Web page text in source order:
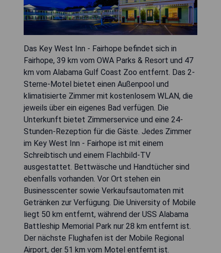
Das Key West Inn - Fairhope befindet sich in
Fairhope, 39 km vom OWA Parks & Resort und 47
km vom Alabama Gulf Coast Zoo entfernt. Das 2-
Sterne-Motel bietet einen Außenpool und
klimatisierte Zimmer mit kostenlosem WLAN, die
jeweils über ein eigenes Bad verfügen. Die
Unterkunft bietet Zimmerservice und eine 24-
Stunden-Rezeption für die Gäste. Jedes Zimmer
im Key West Inn - Fairhope ist mit einem
Schreibtisch und einem Flachbild-TV
ausgestattet. Bettwäsche und Handtücher sind
ebenfalls vorhanden. Vor Ort stehen ein
Businesscenter sowie Verkaufsautomaten mit
Getränken zur Verfügung. Die University of Mobile
liegt 50 km entfernt, während der USS Alabama
Battleship Memorial Park nur 28 km entfernt ist.
Der nächste Flughafen ist der Mobile Regional
Airport, der 51 km vom Motel entfernt ist.